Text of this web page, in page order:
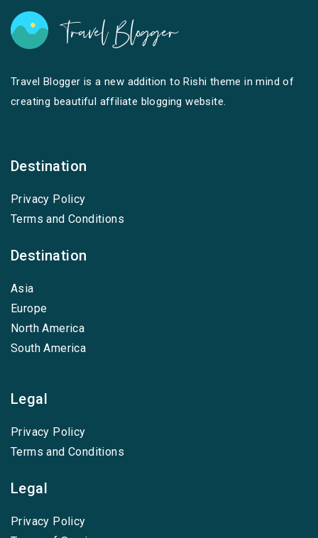
Travel Blogger is a new addition to Rishi theme in mind of
creating beautiful affiliate blogging website.
Destination
Privacy Policy
Terms and Conditions
Destination
Asia
Europe
North America
South America
Legal
Privacy Policy
Terms and Conditions
Legal
Privacy Policy